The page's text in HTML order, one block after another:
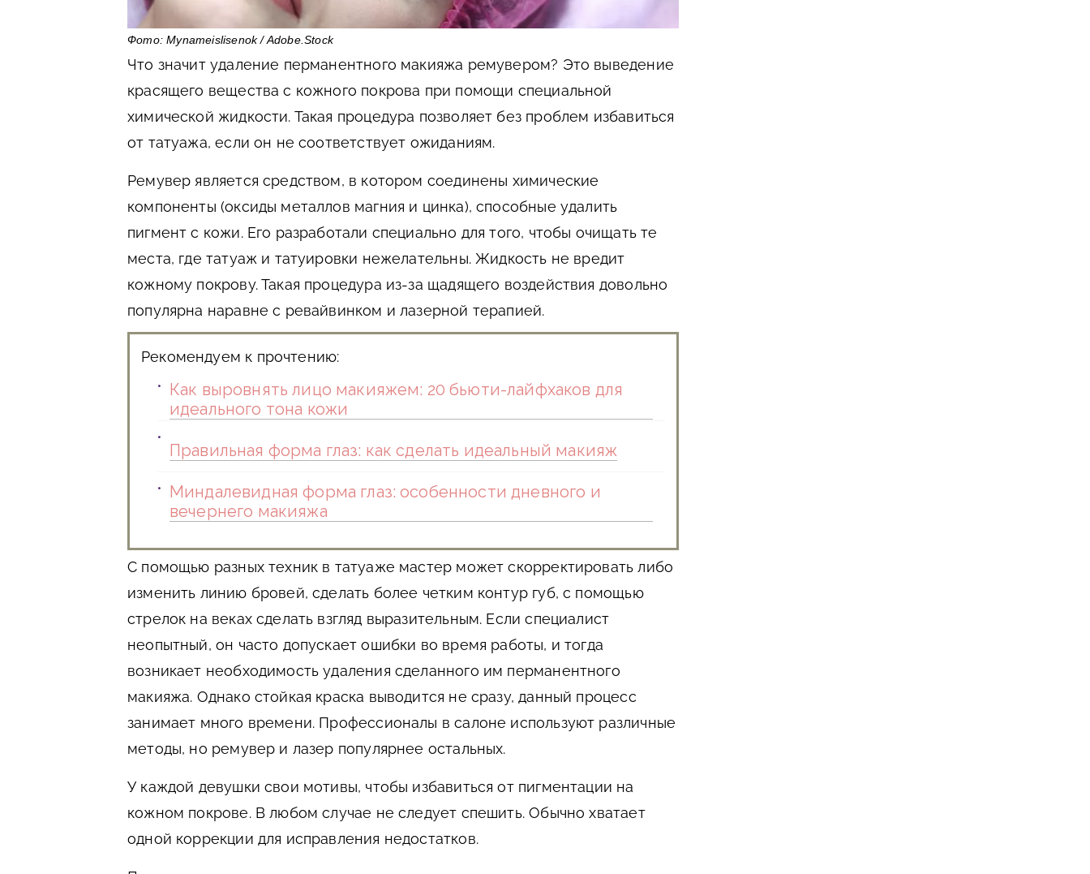
Фото: Mynameislisenok / Adobe.Stock
Что значит удаление перманентного макияжа ремувером? Это выведение
красящего вещества с кожного покрова при помощи специальной
химической жидкости. Такая процедура позволяет без проблем избавиться
от татуажа, если он не соответствует ожиданиям.
Ремувер является средством, в котором соединены химические
компоненты (оксиды металлов магния и цинка), способные удалить
пигмент с кожи. Его разработали специально для того, чтобы очищать те
места, где татуаж и татуировки нежелательны. Жидкость не вредит
кожному покрову. Такая процедура из-за щадящего воздействия довольно
популярна наравне с ревайвинком и лазерной терапией.
Рекомендуем к прочтению:
Как выровнять лицо макияжем: 20 бьюти-лайфхаков для
идеального тона кожи
Правильная форма глаз: как сделать идеальный макияж
Миндалевидная форма глаз: особенности дневного и
вечернего макияжа
С помощью разных техник в татуаже мастер может скорректировать либо
изменить линию бровей, сделать более четким контур губ, с помощью
стрелок на веках сделать взгляд выразительным. Если специалист
неопытный, он часто допускает ошибки во время работы, и тогда
возникает необходимость удаления сделанного им перманентного
макияжа. Однако стойкая краска выводится не сразу, данный процесс
занимает много времени. Профессионалы в салоне используют различные
методы, но ремувер и лазер популярнее остальных.
У каждой девушки свои мотивы, чтобы избавиться от пигментации на
кожном покрове. В любом случае не следует спешить. Обычно хватает
одной коррекции для исправления недостатков.